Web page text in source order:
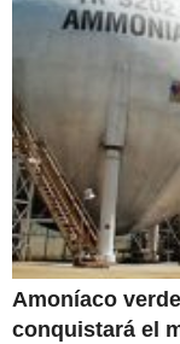
Amoníaco
conquistará el